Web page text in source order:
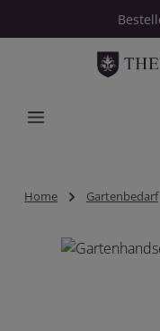
Zum Hauptinhalt
Home Gartenbedarf
Bildergalerie